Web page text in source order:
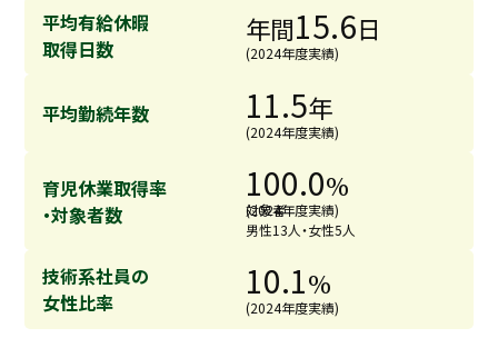
平均有給休暇
取得日数
年間15.6日
(2024年度実績)
平均勤続年数 11.5年
(2024年度実績)
育児休業取得率
・対象者数
100.0%
対象者
男性13人・女性5人
(2024年度実績)
技術系社員の
女性比率
10.1%
(2024年度実績)